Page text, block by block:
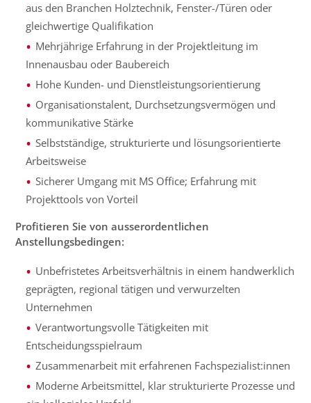
aus den Branchen Holztechnik, Fenster-/Türen oder
gleichwertige Qualifikation
Mehrjährige Erfahrung in der Projektleitung im
Innenausbau oder Baubereich
Hohe Kunden- und Dienstleistungsorientierung
Organisationstalent, Durchsetzungsvermögen und
kommunikative Stärke
Selbstständige, strukturierte und lösungsorientierte
Arbeitsweise
Sicherer Umgang mit MS Office; Erfahrung mit
Projekttools von Vorteil
Profitieren Sie von ausserordentlichen
Anstellungsbedingen:
Unbefristetes Arbeitsverhältnis in einem handwerklich
geprägten, regional tätigen und verwurzelten
Unternehmen
Verantwortungsvolle Tätigkeiten mit
Entscheidungsspielraum
Zusammenarbeit mit erfahrenen Fachspezialist:innen
Moderne Arbeitsmittel, klar strukturierte Prozesse und